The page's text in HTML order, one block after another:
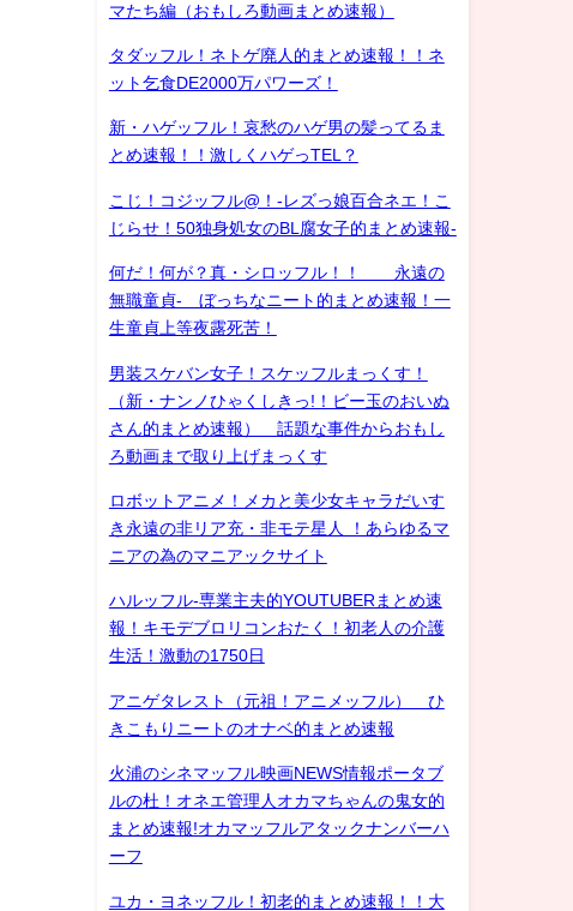
マたち編（おもしろ動画まとめ速報）
タダッフル！ネトゲ廃人的まとめ速報！！ネ
ット乞食DE2000万パワーズ！
新・ハゲッフル！哀愁のハゲ男の髪ってるま
とめ速報！！激しくハゲっTEL？
こじ！コジッフル@！-レズっ娘百合ネエ！こ
じらせ！50独身処女のBL腐女子的まとめ速報-
何だ！何が？真・シロッフル！！ 永遠の
無職童貞- ぼっちなニート的まとめ速報！一
生童貞上等夜露死苦！
男装スケバン女子！スケッフルまっくす！
（新・ナンノひゃくしきっ!！ビー玉のおいぬ
さん的まとめ速報） 話題な事件からおもし
ろ動画まで取り上げまっくす
ロボットアニメ！メカと美少女キャラだいす
き永遠の非リア充・非モテ星人 ！あらゆるマ
ニアの為のマニアックサイト
ハルッフル-専業主夫的YOUTUBERまとめ速
報！キモデブロリコンおたく！初老人の介護
生活！激動の1750日
アニゲタレスト（元祖！アニメッフル） ひ
きこもりニートのオナベ的まとめ速報
火浦のシネマッフル映画NEWS情報ポータブ
ルの杜！オネエ管理人オカマちゃんの鬼女的
まとめ速報!オカマッフルアタックナンバーハ
ーフ
ユカ・ヨネッフル！初老的まとめ速報！！大